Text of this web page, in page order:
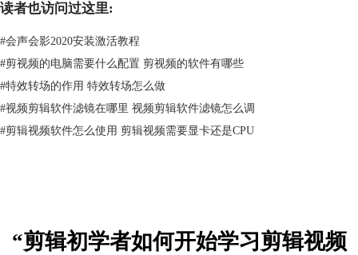
图2：会声会影视频剪辑软件
该软件拥有强大的视频编辑能力，同时具备音频编辑、视频特效、标题设
计等众多功能模块。拥有一款会声会影视频剪辑软件，就等于同时拥有了
专业级的调色面板、50多个编辑轨道、130多个预置滤镜
读者也访问过这里:
#会声会影2020安装激活教程
#剪视频的电脑需要什么配置 剪视频的软件有哪些
#特效转场的作用 特效转场怎么做
#视频剪辑软件滤镜在哪里 视频剪辑软件滤镜怎么调
#剪辑视频软件怎么使用 剪辑视频需要显卡还是CPU
“剪辑初学者如何开始学习剪辑视频